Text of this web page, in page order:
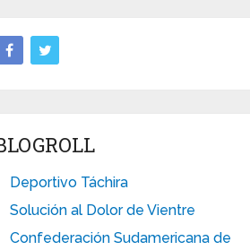
Deportivo Táchira
Solución al Dolor de Vientre
Confederación Sudamericana de